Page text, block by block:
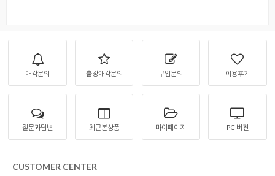
매각문의 출장매각문의 구입문의 이용후기
질문과답변 최근본상품 마이페이지 PC 버젼
CUSTOMER CENTER